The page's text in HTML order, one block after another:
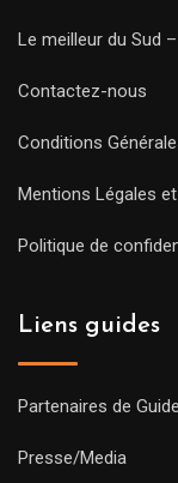
Le meilleur du Sud
Contactez-nous
Conditions
Mentions Légales et
Politique de
Liens guides
Partenaires de
Presse/Media